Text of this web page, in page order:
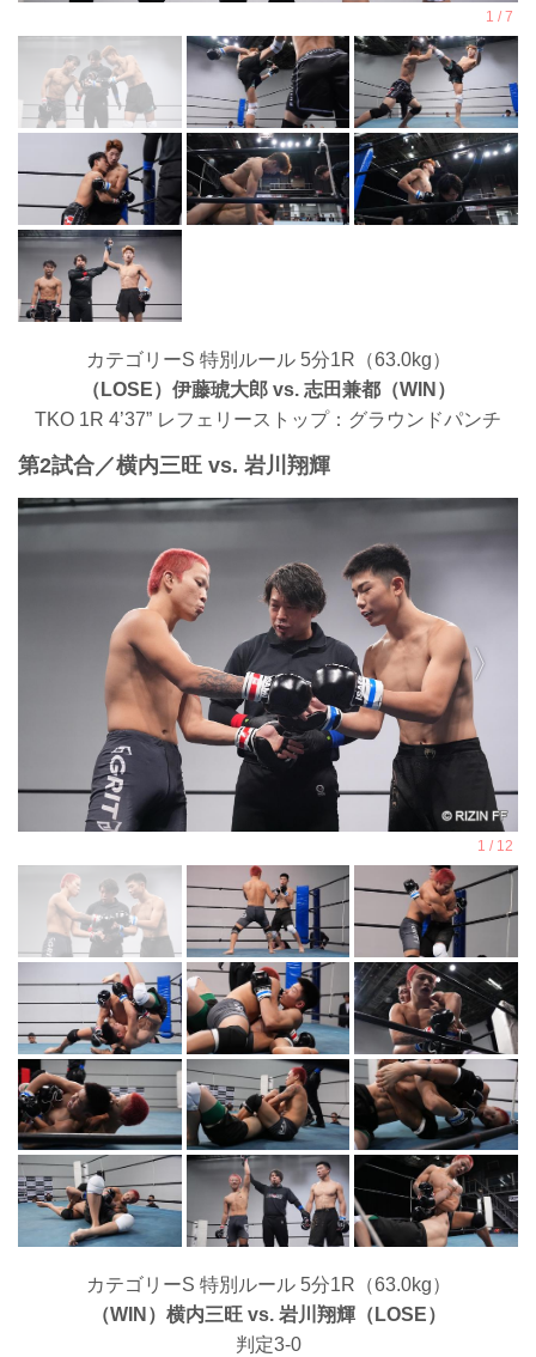
カテゴリーS 特別ルール 5分1R（63.0kg）
（LOSE）伊藤琥大郎 vs. 志田兼都（WIN）
TKO 1R 4’37” レフェリーストップ：グラウンドパンチ
第2試合／横内三旺 vs. 岩川翔輝
カテゴリーS 特別ルール 5分1R（63.0kg）
（WIN）横内三旺 vs. 岩川翔輝（LOSE）
判定3-0